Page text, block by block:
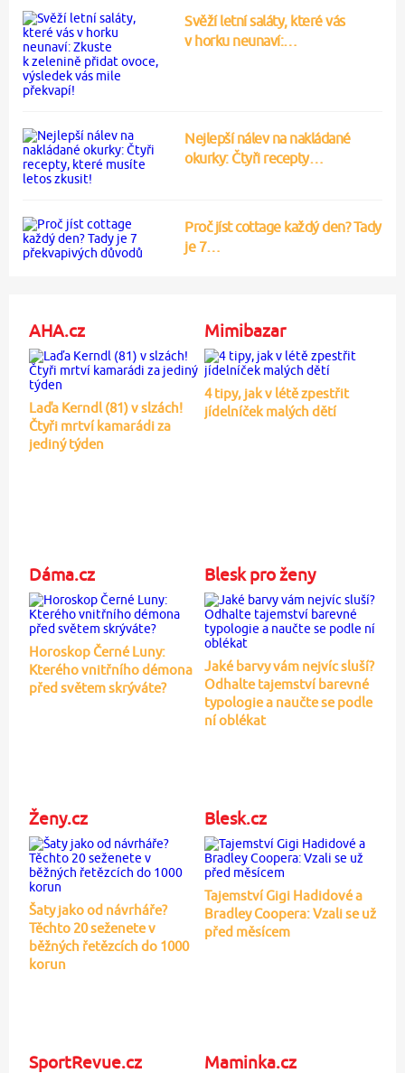
Svěží letní saláty, které vás
v horku neunaví:…
Nejlepší nálev na nakládané
okurky: Čtyři recepty…
Proč jíst cottage každý den? Tady
je 7…
AHA.cz
Laďa Kerndl (81) v slzách!
Čtyři mrtví kamarádi za
jediný týden
Mimibazar
4 tipy, jak v létě zpestřit
jídelníček malých dětí
Dáma.cz
Horoskop Černé Luny:
Kterého vnitřního démona
před světem skrýváte?
Blesk pro ženy
Jaké barvy vám nejvíc sluší?
Odhalte tajemství barevné
typologie a naučte se podle
ní oblékat
Ženy.cz
Šaty jako od návrháře?
Těchto 20 seženete v
běžných řetězcích do 1000
korun
Blesk.cz
Tajemství Gigi Hadidové a
Bradley Coopera: Vzali se už
před měsícem
SportRevue.cz Maminka.cz